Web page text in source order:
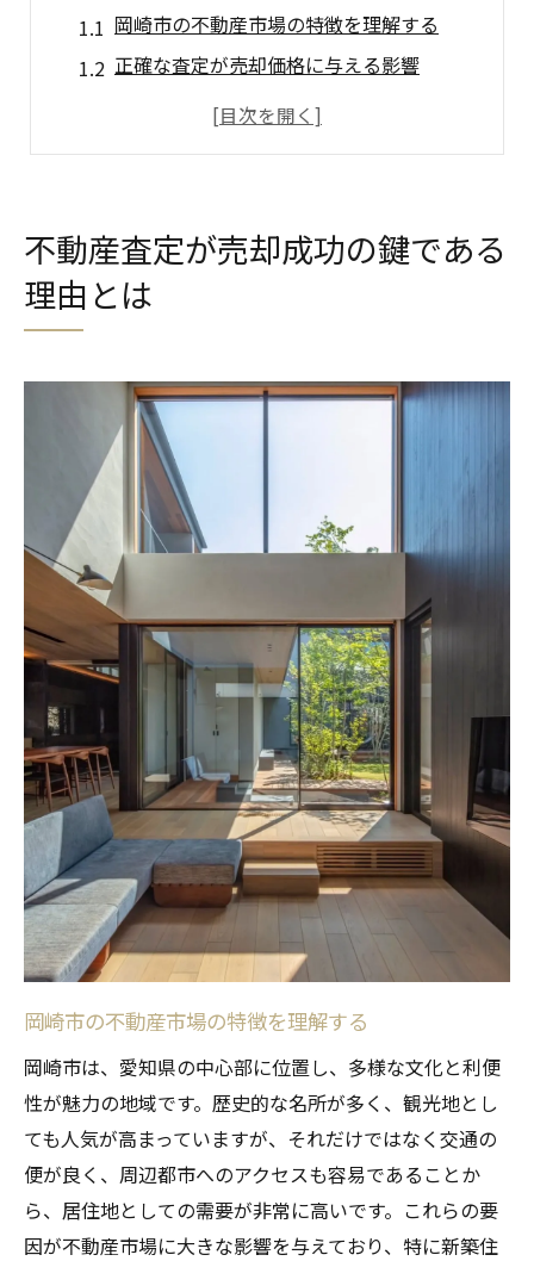
岡崎市の不動産市場の特徴を理解する
正確な査定が売却価格に与える影響
査定のプロセスで考慮すべき重要な要素
成功する査定のための準備
岡崎市の市場動向を理解し高額売却を目指す
地域の経済状況が不動産に与える影響
今後の不動産市場の予測と戦略
競合分析が売却戦略に役立つ理由
地域特有の不動産需要を見極める
季節による市場動向の変化
信頼できる不動産査定プロセスの選び方
適切な不動産会社の見極め方
査定プロセスで期待すること
査定報告書の読み解き方
オンライン査定と現地査定の違い
査定の透明性を確認する方法
不動産査定でよくある疑問を解消しよう
査定額が異なる理由とは
査定の費用について知っておくべきこと
査定に必要な書類と手続き
再査定を検討する際の注意点
査定と実際の売却価格の違い
岡崎市での効果的な不動産査定のステップ
初回査定とその後の進め方
物件の特性を最大限に活かす方法
市場分析と査定の関連性
不動産査定が売却成功の鍵である
理由とは
岡崎市の不動産市場の特徴を理解する
岡崎市は、愛知県の中心部に位置し、多様な文化と利便
性が魅力の地域です。歴史的な名所が多く、観光地とし
ても人気が高まっていますが、それだけではなく交通の
便が良く、周辺都市へのアクセスも容易であることか
ら、居住地としての需要が非常に高いです。これらの要
因が不動産市場に大きな影響を与えており、特に新築住